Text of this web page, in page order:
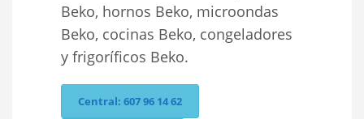
Beko, hornos Beko, microondas
Beko, cocinas Beko, congeladores
y frigoríficos Beko.
Central: 607 96 14 62